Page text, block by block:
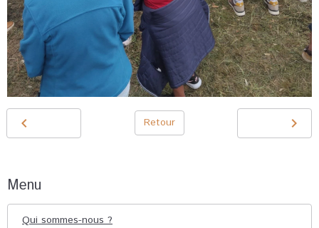
Retour
Menu
Qui sommes-nous ?